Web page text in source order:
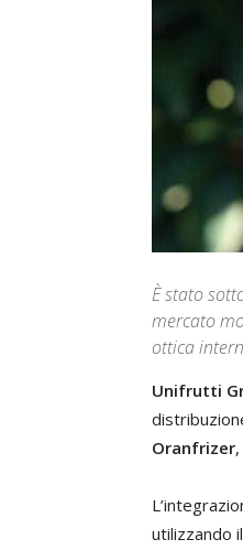
È stato
mercato
ottica
Unifrutti
Oranfrizer
utilizzando